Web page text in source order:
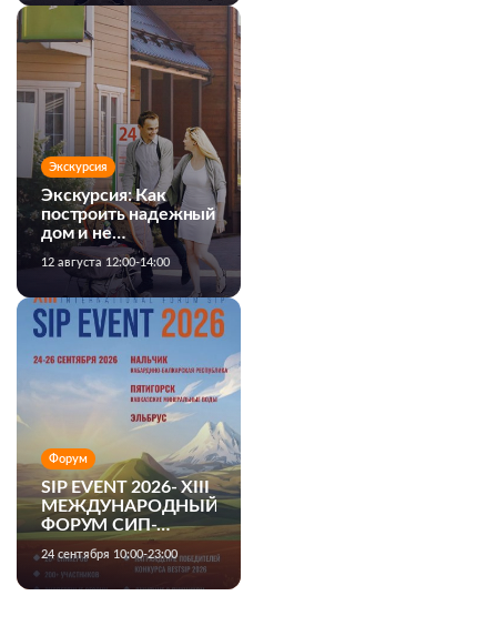
Экскурсия
Экскурсия: Как
построить надежный
дом и не
переплатить
12 августа 12:00-14:00
Форум
SIP EVENT 2026- XIII
МЕЖДУНАРОДНЫЙ
ФОРУМ СИП-
ДОМОСТРОЕНИЯ
24 сентября 10:00-23:00